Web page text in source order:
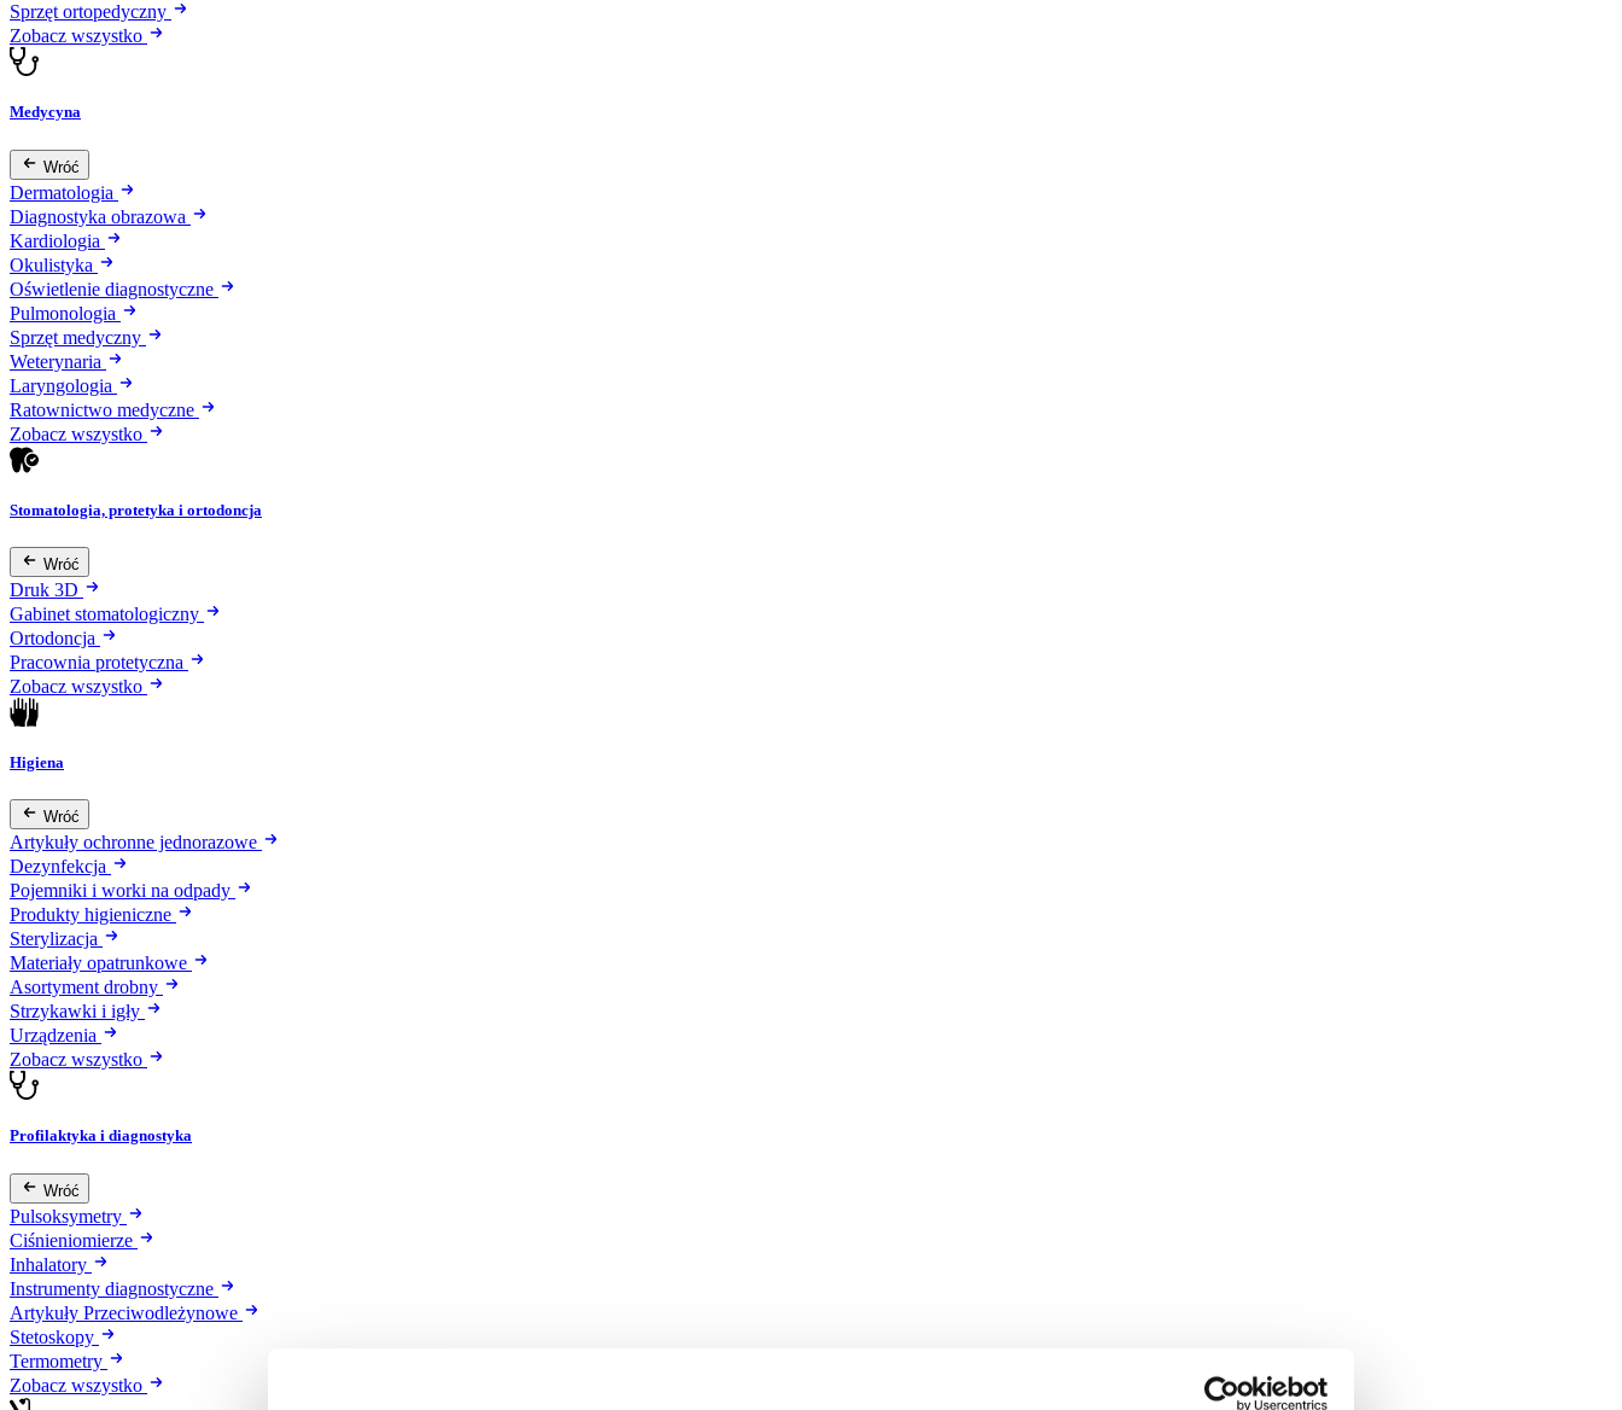
Sprzęt ortopedyczny
Zobacz wszystko
Medycyna
Wróć
Dermatologia
Diagnostyka obrazowa
Kardiologia
Okulistyka
Oświetlenie diagnostyczne
Pulmonologia
Sprzęt medyczny
Weterynaria
Laryngologia
Ratownictwo medyczne
Zobacz wszystko
Stomatologia, protetyka i ortodoncja
Wróć
Druk 3D
Gabinet stomatologiczny
Ortodoncja
Pracownia protetyczna
Zobacz wszystko
Higiena
Wróć
Artykuły ochronne jednorazowe
Dezynfekcja
Pojemniki i worki na odpady
Produkty higieniczne
Sterylizacja
Materiały opatrunkowe
Asortyment drobny
Strzykawki i igły
Urządzenia
Zobacz wszystko
Profilaktyka i diagnostyka
Wróć
Pulsoksymetry
Ciśnieniomierze
Inhalatory
Instrumenty diagnostyczne
Artykuły Przeciwodleżynowe
Stetoskopy
Termometry
Zobacz wszystko